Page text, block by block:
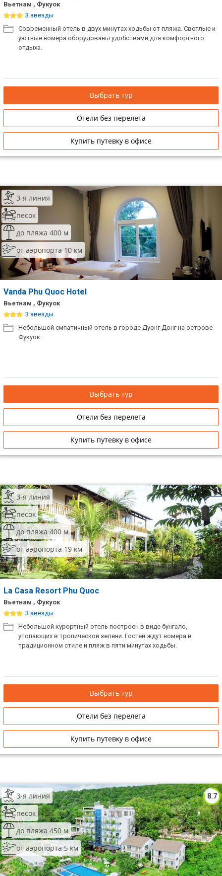
Вьетнам , Фукуок
3 звезды
Современный отель в двух минутах ходьбы от пляжа. Светлые и
уютные номера оборудованы удобствами для комфортного
отдыха.
Выбрать тур
Отели без перелета
Купить путевку в офисе
3-я линия
песок
до пляжа 400 м
от аэропорта 10 км
Vanda Phu Quoc Hotel
Вьетнам , Фукуок
3 звезды
Небольшой смпатичный отель в городе Дуонг Донг на острове
Фукуок.
Выбрать тур
Отели без перелета
Купить путевку в офисе
3-я линия
песок
до пляжа 400 м
от аэропорта 19 км
La Casa Resort Phu Quoc
Вьетнам , Фукуок
3 звезды
Небольшой курортный отель построен в виде бунгало,
утопающих в тропической зелени. Гостей ждут номера в
традиционном стиле и пляж в пяти минутах ходьбы.
Выбрать тур
Отели без перелета
Купить путевку в офисе
8.7
3-я линия
песок
до пляжа 450 м
от аэропорта 5 км